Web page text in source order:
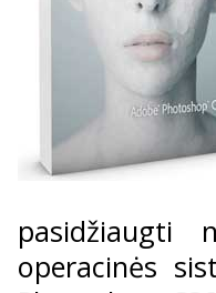
pasidžiaugti
operacinės